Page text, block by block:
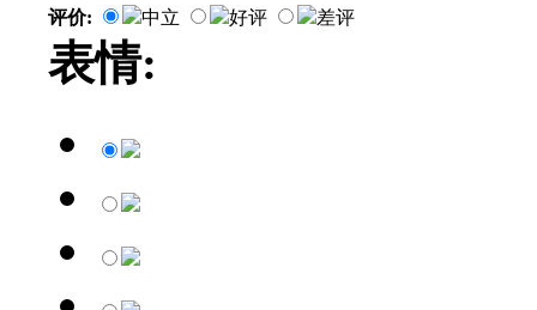
评价: 中立 好评 差评
表情: